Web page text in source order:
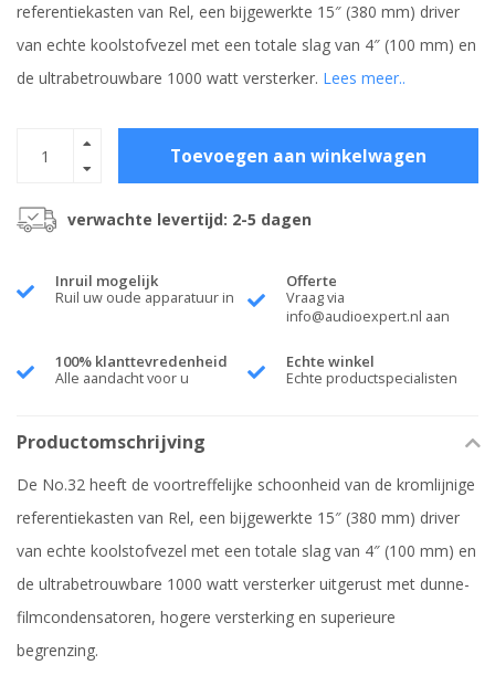
referentiekasten van Rel, een bijgewerkte 15″ (380 mm) driver
van echte koolstofvezel met een totale slag van 4″ (100 mm) en
de ultrabetrouwbare 1000 watt versterker. Lees meer..
Toevoegen aan winkelwagen
verwachte levertijd: 2-5 dagen
Inruil mogelijk
Ruil uw oude apparatuur in
Offerte
Vraag via
info@audioexpert.nl aan
100% klanttevredenheid
Alle aandacht voor u
Echte winkel
Echte productspecialisten
Productomschrijving
De No.32 heeft de voortreffelijke schoonheid van de kromlijnige
referentiekasten van Rel, een bijgewerkte 15″ (380 mm) driver
van echte koolstofvezel met een totale slag van 4″ (100 mm) en
de ultrabetrouwbare 1000 watt versterker uitgerust met dunne-
filmcondensatoren, hogere versterking en superieure
begrenzing.